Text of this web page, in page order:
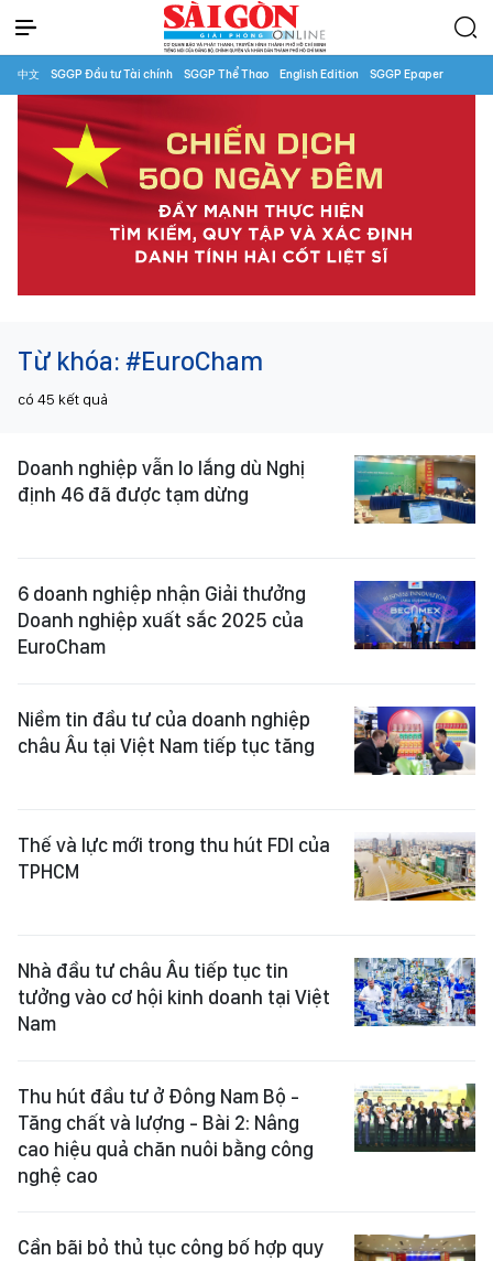
中文 SGGP Đầu tư Tài chính SGGP Thể Thao English Edition SGGP Epaper
Từ khóa: #EuroCham
có 45 kết quả
Doanh nghiệp vẫn lo lắng dù Nghị
định 46 đã được tạm dừng
6 doanh nghiệp nhận Giải thưởng
Doanh nghiệp xuất sắc 2025 của
EuroCham
Niềm tin đầu tư của doanh nghiệp
châu Âu tại Việt Nam tiếp tục tăng
Thế và lực mới trong thu hút FDI của
TPHCM
Nhà đầu tư châu Âu tiếp tục tin
tưởng vào cơ hội kinh doanh tại Việt
Nam
Thu hút đầu tư ở Đông Nam Bộ -
Tăng chất và lượng - Bài 2: Nâng
cao hiệu quả chăn nuôi bằng công
nghệ cao
Cần bãi bỏ thủ tục công bố hợp quy